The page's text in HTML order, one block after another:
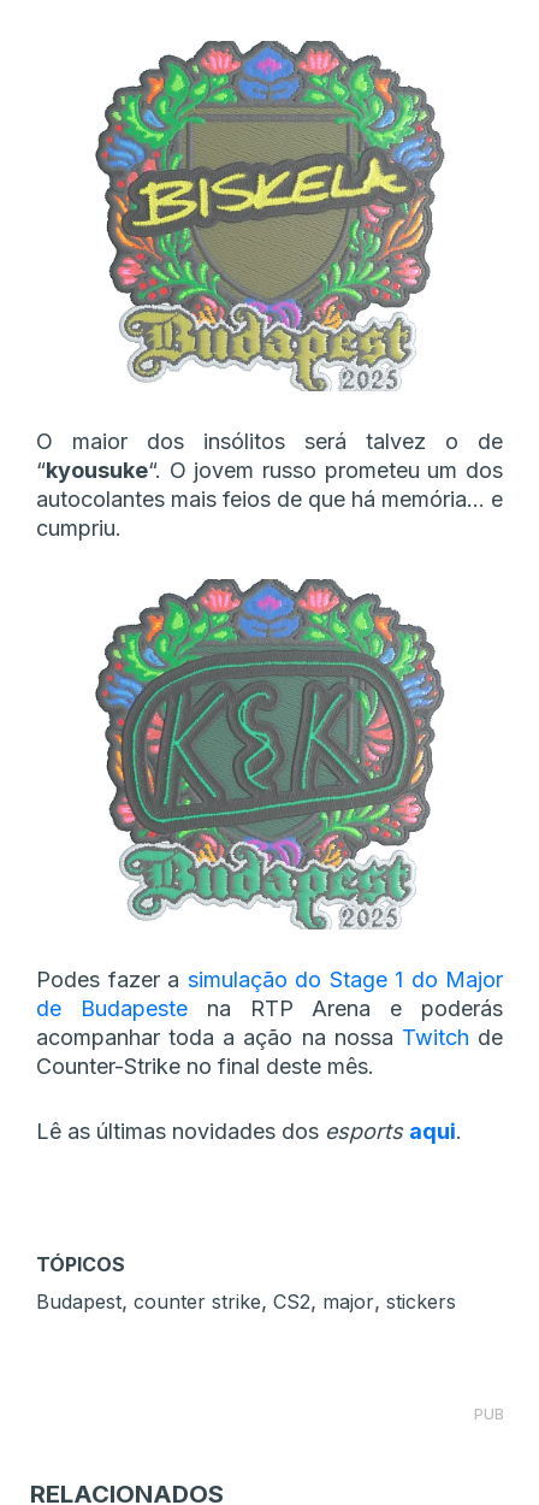
O maior dos insólitos será talvez o de
“kyousuke“. O jovem russo prometeu um dos
autocolantes mais feios de que há memória… e
cumpriu.
Podes fazer a simulação do Stage 1 do Major
de Budapestena RTP Arena e poderás
acompanhar toda a ação na nossa Twitch de
Counter-Strike no final deste mês.
Lê as últimas novidades dos esports aqui.
TÓPICOS
Budapest, counter strike, CS2, major, stickers
PUB
RELACIONADOS